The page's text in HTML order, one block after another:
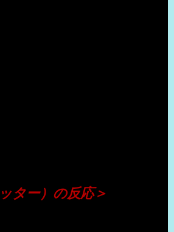
ター）の反応＞